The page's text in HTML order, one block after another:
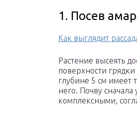
1. Посев
Как выглядит
Растение высеять
поверхности
глубине 5 см имеет
него. Почву
комплексными,